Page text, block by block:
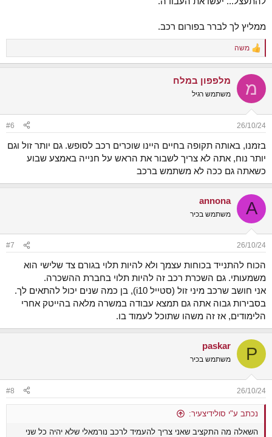
ממליץ לך לברר בפורום רכב.
R
e
c
i
s
משה
מ מלפפון במלח
משתמש רגיל
26/10/24
#6
בזמנו, באותה תקופה בחיים היינו שוכרים רכב לסופש. גם יותר זול וגם
יותר נוח, אתה לא צריך לשבור את הראש על חנייה באמצע שבוע
כשאתה גם ככה לא משתמש ברכב
A
annona
משתמש בכיר
26/10/24
#7
הכוח להתנייד בכוחות עצמך ולא להיות תלוי בגורם צד שלישי הוא
משמעותי. גם השכרת רכב זה להיות תלוי בחברת ההשכרה.
אני חושב שרכב מיני זול (סטייל i10), בן כמה שנים יכול להתאים לך.
בסבירות גבוה אתה גם תמצא עבודה במשרה מלאה בהייטק אחרי
הלימודים, אז זה משהו שתוכל לעמוד בו.
P
paskar
משתמש בכיר
26/10/24
#8
נכתב ע"י סולידיצעיר:
השאלה מה התקציב שאני צריך להעמיד לרכב נורמאלי שלא יהיה כל שני